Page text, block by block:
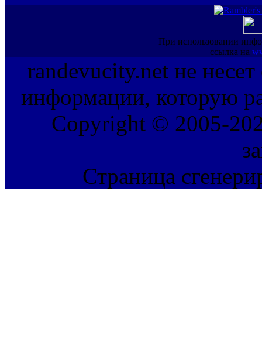
При использовании
ссылка на
randevucity.net не несет
информации, которую
Copyright © 2005-
Страница